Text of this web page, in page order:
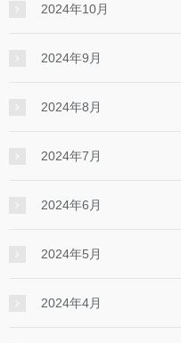
2024年10月
2024年9月
2024年8月
2024年7月
2024年6月
2024年5月
2024年4月